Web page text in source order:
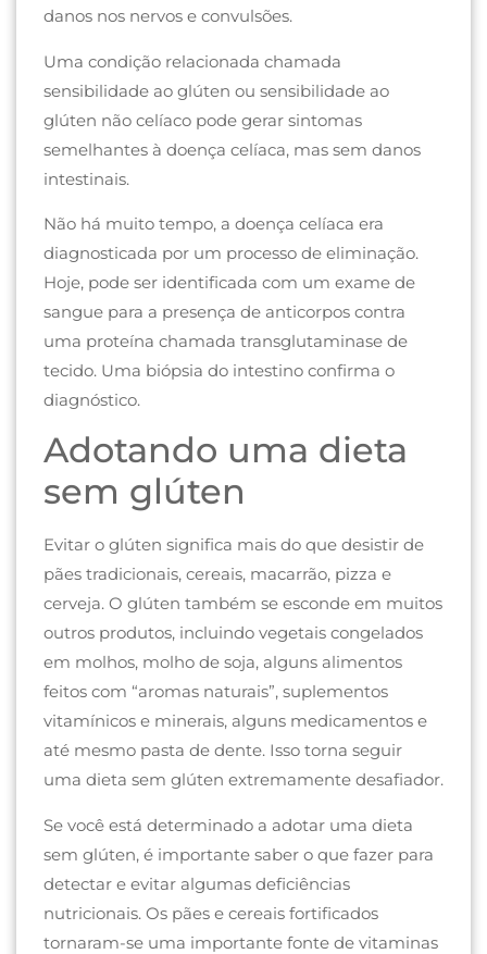
danos nos nervos e convulsões.
Uma condição relacionada chamada
sensibilidade ao glúten ou sensibilidade ao
glúten não celíaco pode gerar sintomas
semelhantes à doença celíaca, mas sem danos
intestinais.
Não há muito tempo, a doença celíaca era
diagnosticada por um processo de eliminação.
Hoje, pode ser identificada com um exame de
sangue para a presença de anticorpos contra
uma proteína chamada transglutaminase de
tecido. Uma biópsia do intestino confirma o
diagnóstico.
Adotando uma dieta
sem glúten
Evitar o glúten significa mais do que desistir de
pães tradicionais, cereais, macarrão, pizza e
cerveja. O glúten também se esconde em muitos
outros produtos, incluindo vegetais congelados
em molhos, molho de soja, alguns alimentos
feitos com “aromas naturais”, suplementos
vitamínicos e minerais, alguns medicamentos e
até mesmo pasta de dente. Isso torna seguir
uma dieta sem glúten extremamente desafiador.
Se você está determinado a adotar uma dieta
sem glúten, é importante saber o que fazer para
detectar e evitar algumas deficiências
nutricionais. Os pães e cereais fortificados
tornaram-se uma importante fonte de vitaminas